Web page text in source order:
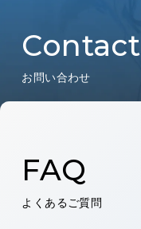
Contact
お問い合わせ
FAQ
よくあるご質問